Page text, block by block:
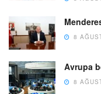
8
Avrupa
8